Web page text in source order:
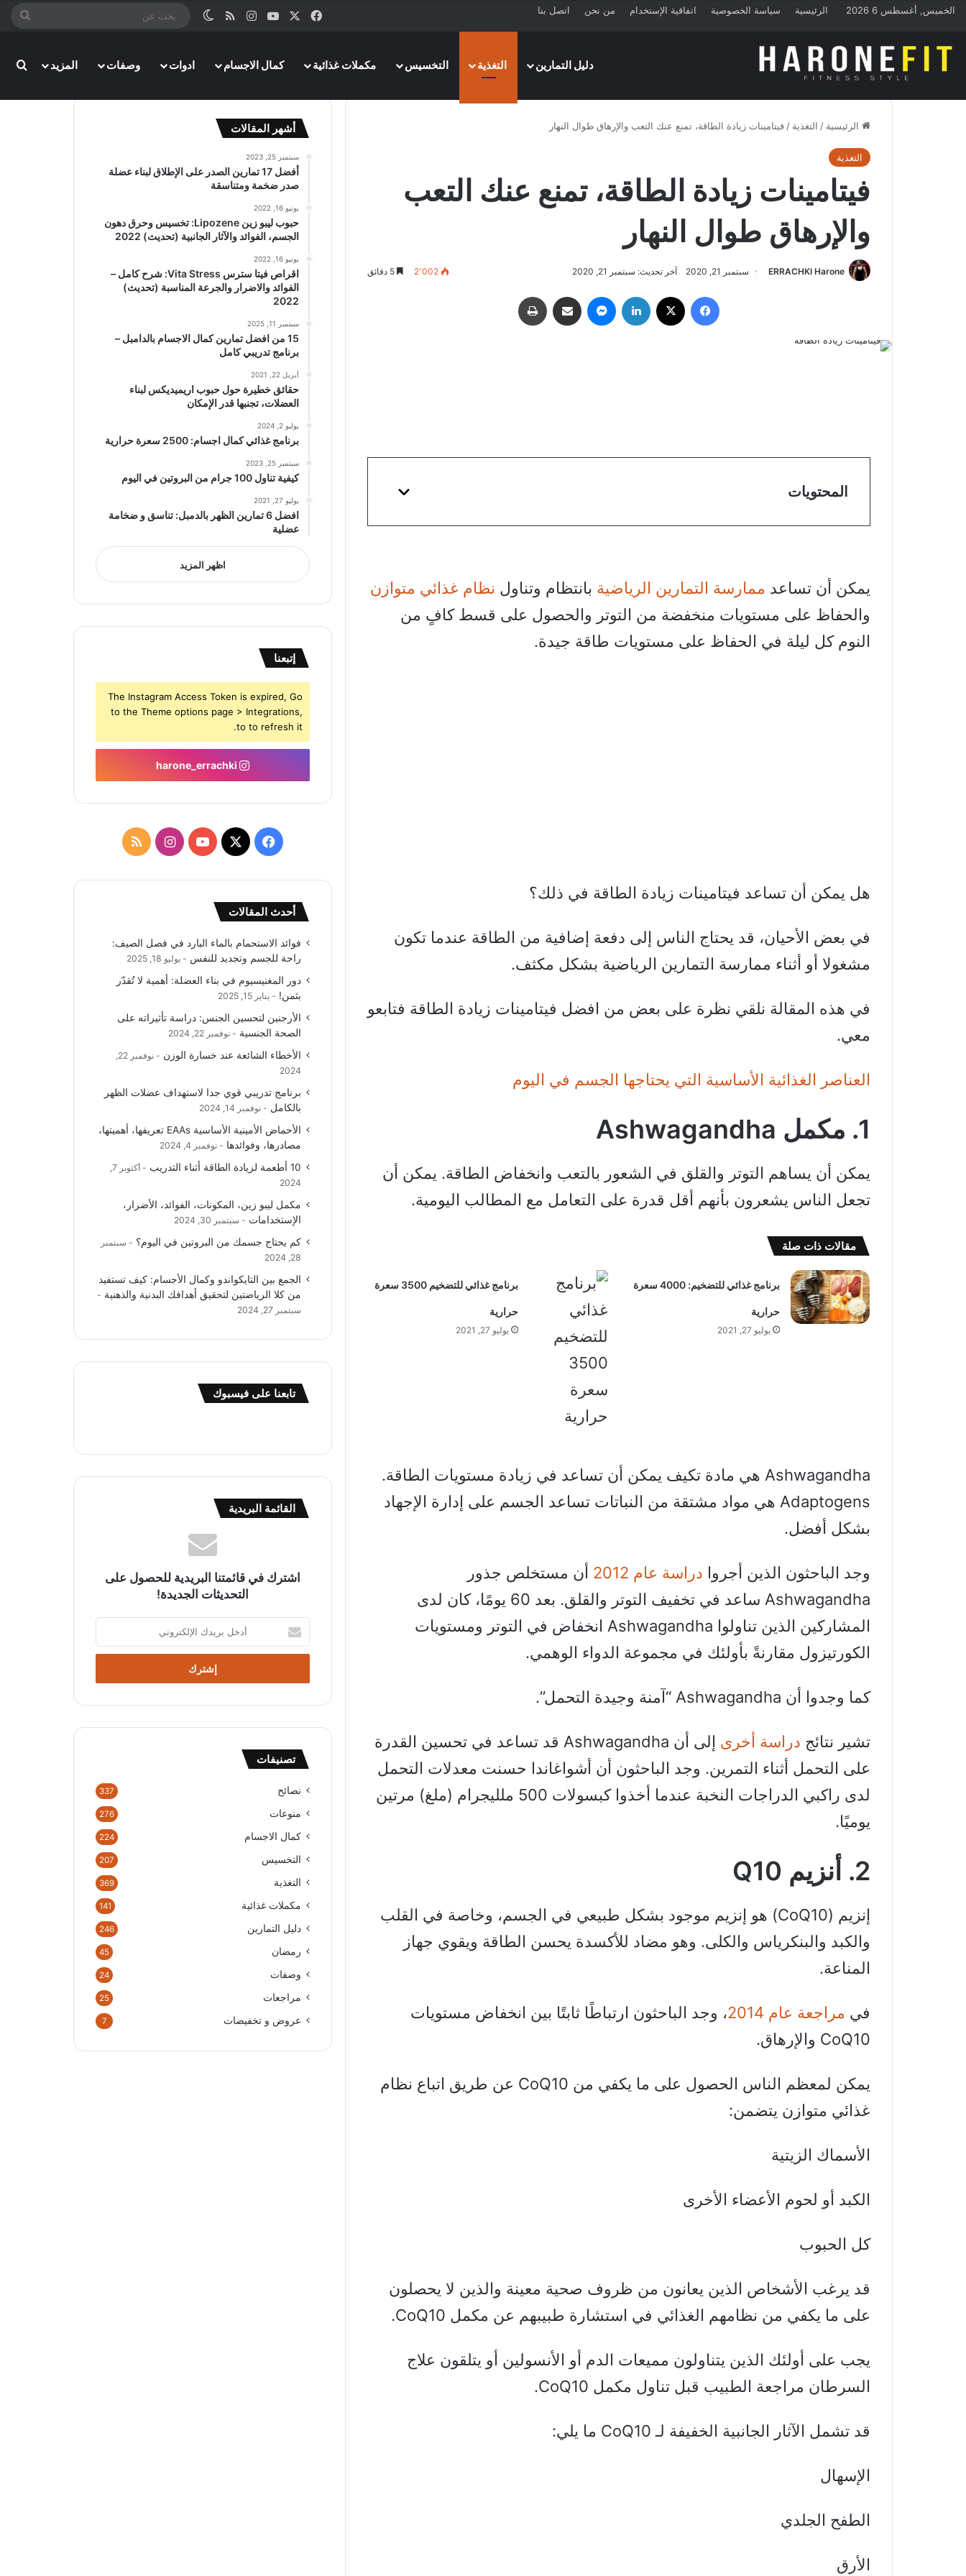
الخميس, أغسطس 6 2026 الرئيسية سياسة الخصوصية اتفاقية الإستخدام من نحن اتصل بنا فيسبوك ‫YouTubeانستقرامملخص الموقع RSS
الوضع المظلم
بحث
دليل التمارين
التغذية التخسيس مكملات غذائية كمال الاجسام ادوات وصفات المزيد
الرئيسية / التغذية / فيتامينات زيادة الطاقة، تمنع عنك التعب والإرهاق طوال النهار
التغذية
فيتامينات زيادة الطاقة، تمنع عنك التعب
والإرهاق طوال النهار
ERRACHKI Harone سبتمبر 21, 2020 آخر تحديث: سبتمبر 21, 2020 2٬002
فيسبوك لينكدإن ماسنجر مشاركة عبر البريد
المحتويات
يمكن أن تساعد ممارسة التمارين الرياضية بانتظام وتناول نظام غذائي متوازن
والحفاظ على مستويات منخفضة من التوتر والحصول على قسط كافٍ من
النوم كل ليلة في الحفاظ على مستويات طاقة جيدة.
هل يمكن أن تساعد فيتامينات زيادة الطاقة في ذلك؟
في بعض الأحيان، قد يحتاج الناس إلى دفعة إضافية من الطاقة عندما تكون
مشغولا أو أثناء ممارسة التمارين الرياضية بشكل مكثف.
في هذه المقالة نلقي نظرة على بعض من افضل فيتامينات زيادة الطاقة فتابعو
معي.
العناصر الغذائية الأساسية التي يحتاجها الجسم في اليوم
1. مكمل Ashwagandha
يمكن أن يساهم التوتر والقلق في الشعور بالتعب وانخفاض الطاقة. يمكن أن
تجعل الناس يشعرون بأنهم أقل قدرة على التعامل مع المطالب اليومية.
مقالات ذات صلة
برنامج غذائي للتضخيم: 4000 سعرة
حرارية
يوليو 27, 2021
برنامج غذائي للتضخيم 3500 سعرة
حرارية
يوليو 27, 2021
Ashwagandha هي مادة تكيف يمكن أن تساعد في زيادة مستويات الطاقة.
Adaptogens هي مواد مشتقة من النباتات تساعد الجسم على إدارة الإجهاد
بشكل أفضل.
وجد الباحثون الذين أجروا دراسة عام 2012
أن مستخلص جذور
Ashwagandha ساعد في تخفيف التوتر والقلق. بعد 60 يومًا، كان لدى
المشاركين الذين تناولوا Ashwagandha انخفاض في التوتر ومستويات
الكورتيزول مقارنةً بأولئك في مجموعة الدواء الوهمي.
كما وجدوا أن Ashwagandha “آمنة وجيدة التحمل”.
تشير نتائج دراسة أخرى
إلى أن Ashwagandha قد تساعد في تحسين القدرة
على التحمل أثناء التمرين. وجد الباحثون أن أشواغاندا حسنت معدلات التحمل
لدى راكبي الدراجات النخبة عندما أخذوا كبسولات 500 ملليجرام (ملغ) مرتين
يوميًا.
2. أنزيم Q10
إنزيم (CoQ10) هو إنزيم موجود بشكل طبيعي في الجسم، وخاصة في القلب
والكبد والبنكرياس والكلى. وهو مضاد للأكسدة يحسن الطاقة ويقوي جهاز
المناعة.
في مراجعة عام 2014
، وجد الباحثون ارتباطًا ثابتًا بين انخفاض مستويات
CoQ10 والإرهاق.
يمكن لمعظم الناس الحصول على ما يكفي من CoQ10 عن طريق اتباع نظام
غذائي متوازن يتضمن:
الأسماك الزيتية
الكبد أو لحوم الأعضاء الأخرى
كل الحبوب
قد يرغب الأشخاص الذين يعانون من ظروف صحية معينة والذين لا يحصلون
على ما يكفي من نظامهم الغذائي في استشارة طبيبهم عن مكمل CoQ10.
يجب على أولئك الذين يتناولون مميعات الدم أو الأنسولين أو يتلقون علاج
السرطان مراجعة الطبيب قبل تناول مكمل CoQ10.
قد تشمل الآثار الجانبية الخفيفة لـ CoQ10 ما يلي:
الإسهال
الطفح الجلدي
الأرق
أشهر المقالات
سبتمبر 25, 2023
أفضل 17 تمارين الصدر على الإطلاق لبناء عضلة
صدر ضخمة ومتناسقة
يونيو 16, 2022
حبوب ليبو زين Lipozene: تخسيس وحرق دهون
الجسم، الفوائد والآثار الجانبية (تحديث) 2022
يونيو 16, 2022
اقراص فيتا سترس Vita Stress: شرح كامل –
الفوائد والاضرار والجرعة المناسبة (تحديث)
2022
سبتمبر 11, 2025
15 من افضل تمارين كمال الاجسام بالدامبل –
برنامج تدريبي كامل
أبريل 22, 2021
حقائق خطيرة حول حبوب اريميديكس لبناء
العضلات، تجنبها قدر الإمكان
يوليو 2, 2024
برنامج غذائي كمال اجسام: 2500 سعرة حرارية
سبتمبر 25, 2023
كيفية تناول 100 جرام من البروتين في اليوم
يوليو 27, 2021
افضل 6 تمارين الظهر بالدمبل: تناسق و ضخامة
عضلية
اظهر المزيد
إتبعنا
The Instagram Access Token is expired, Go
to the Theme options page > Integrations,
to to refresh it.
فيسبوك
‫X
‫YouTubeانستقرامملخص
أحدث المقالات
فوائد الاستحمام بالماء البارد في فصل الصيف:
راحة للجسم وتجديد للنفس
يوليو 18, 2025
دور المغنيسيوم في بناء العضلة: أهمية لا تُقدّر
بثمن!
يناير 15, 2025
الأرجنين لتحسين الجنس: دراسة تأثيراته على
الصحة الجنسية
نوفمبر 22, 2024
الأخطاء الشائعة عند خسارة الوزن
نوفمبر 22,
2024
برنامج تدريبي قوي جدا لاستهداف عضلات الظهر
بالكامل
نوفمبر 14, 2024
الأحماض الأمينية الأساسية EAAs تعريفها، أهميتها،
مصادرها، وفوائدها
نوفمبر 4, 2024
10 أطعمة لزيادة الطاقة أثناء التدريب
أكتوبر 7,
2024
مكمل ليبو زين، المكونات، الفوائد، الأضرار،
الإستخدامات
سبتمبر 30, 2024
كم يحتاج جسمك من البروتين في اليوم؟
سبتمبر
28, 2024
الجمع بين التايكواندو وكمال الأجسام: كيف تستفيد
من كلا الرياضتين لتحقيق أهدافك البدنية والذهنية
سبتمبر 27, 2024
تابعنا على فيسبوك
القائمة البريدية
اشترك في قائمتنا البريدية للحصول على
التحديثات الجديدة!
بريدك
الإلكتروني
تصنيفات
نصائح 337
منوعات 276
كمال الاجسام 224
التخسيس 207
التغذية 369
مكملات غذائية 141
دليل التمارين 246
رمضان 45
وصفات 24
مراجعات 25
عروض و تخفيضات 7